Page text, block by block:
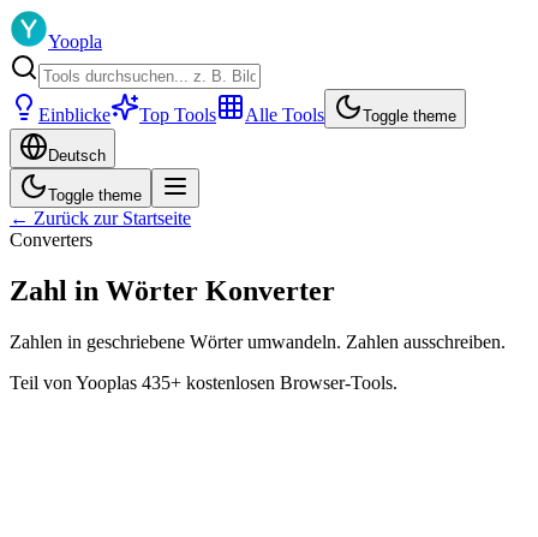
Yoopla
Einblicke Top Tools Alle Tools Toggle theme
Deutsch
Toggle theme
← Zurück zur Startseite
Converters
Zahl in Wörter Konverter
Zahlen in geschriebene Wörter umwandeln. Zahlen ausschreiben.
Teil von Yooplas 435+ kostenlosen Browser-Tools.